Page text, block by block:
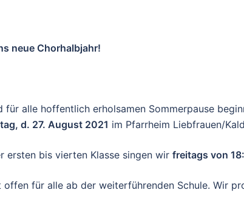
neue Chorhalbjahr!
für alle hoffentlich erholsamen Sommerpause
d. 27. August 2021 im Pfarrheim Liebfrauen/
ersten bis vierten Klasse singen wir freitags von
offen für alle ab der weiterführenden Schule. Wir